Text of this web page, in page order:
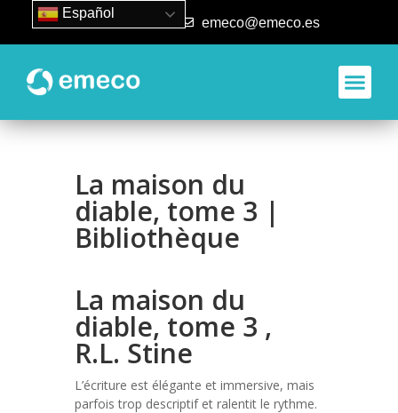
93 840 50 80 emeco@emeco.es
La maison du
diable, tome 3 |
Bibliothèque
La maison du
diable, tome 3 ,
R.L. Stine
L’écriture est élégante et immersive, mais
parfois trop descriptif et ralentit le rythme.
Español